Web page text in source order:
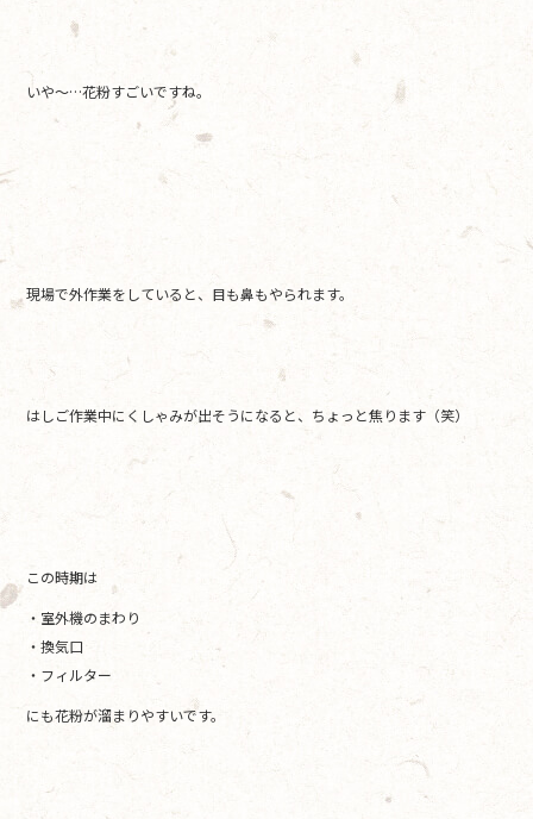
b
o
いや〜…花粉すごいですね。
現場で外作業をしていると、目も鼻もやられます。
はしご作業中にくしゃみが出そうになると、ちょっと焦ります（笑）
この時期は
・室外機のまわり
・換気口
・フィルター
にも花粉が溜まりやすいです。